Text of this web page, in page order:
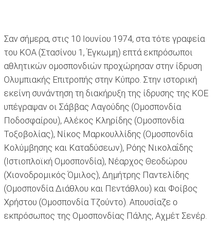
Σαν σήμερα, στις 10 Ιουνίου 1974, στα τότε γραφεία
του ΚΟΑ (Στασίνου 1, Έγκωμη) επτά εκπρόσωποι
αθλητικών ομοσπονδιών προχώρησαν στην ίδρυση
Ολυμπιακής Επιτροπής στην Κύπρο. Στην ιστορική
εκείνη συνάντηση τη διακήρυξη της ίδρυσης της ΚΟΕ
υπέγραψαν οι Σάββας Λαγούδης (Ομοσπονδία
Ποδοσφαίρου), Αλέκος Κληρίδης (Ομοσπονδία
Τοξοβολίας), Νίκος Μαρκουλλίδης (Ομοσπονδία
Κολύμβησης και Καταδύσεων), Ρόης Νικολαΐδης
(Ιστιοπλοϊκή Ομοσπονδία), Νέαρχος Θεοδώρου
(Χιονοδρομικός Όμιλος), Δημήτρης Παντελίδης
(Ομοσπονδία Διάθλου και Πεντάθλου) και Φοίβος
Χρήστου (Ομοσπονδία Τζούντο). Απουσίαζε ο
εκπρόσωπος της Ομοσπονδίας Πάλης, Αχμέτ Σενέρ.